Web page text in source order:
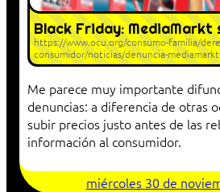
Black Friday: MediaMarkt
https://www.ocu.org/consumo-familia/
consumidor/noticias/denuncia-
Me parece muy importante
denuncias: a diferencia de otras
subir precios justo antes de las
información al consumidor.
miércoles 30 de